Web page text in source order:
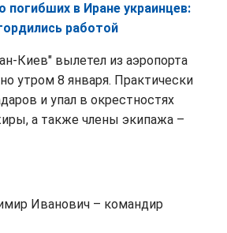
погибших в Иране украинцев:
работой
Киев" вылетел из аэропорта
утром 8 января. Практически
и упал в окрестностях
а также члены экипажа –
Иванович – командир